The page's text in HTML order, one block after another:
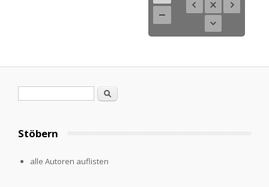
Suche
Stöbern
alle Autoren auflisten